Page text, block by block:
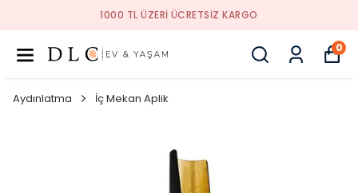
1000 TL ÜZERI ÜCRETSIZ KARGO
0
Aydınlatma İç Mekan Aplik